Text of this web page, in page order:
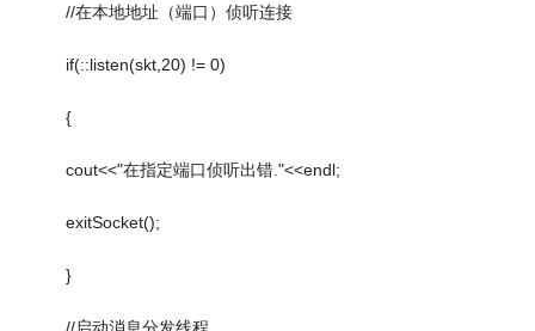
//在本地地址（端口）侦听连接
if(::listen(skt,20) != 0)
{
cout<<"在指定端口侦听出错."<<endl;
exitSocket();
}